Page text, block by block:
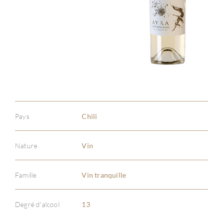
Pays Chili
Nature Vin
Famille Vin tranquille
Degré d'alcool 13